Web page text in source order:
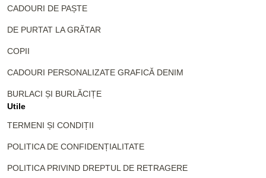
CADOURI DE PAȘTE
DE PURTAT LA GRĂTAR
COPII
CADOURI PERSONALIZATE GRAFICĂ DENIM
BURLACI ȘI BURLĂCIȚE
Utile
TERMENI ȘI CONDIȚII
POLITICA DE CONFIDENȚIALITATE
POLITICA PRIVIND DREPTUL DE RETRAGERE